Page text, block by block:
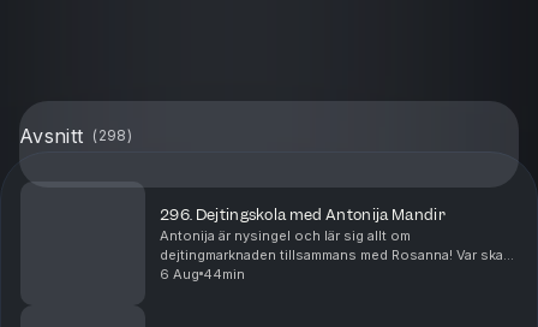
Avsnitt ( 298)
296. Dejtingskola med Antonija Mandir
Antonija är nysingel och lär sig allt om
dejtingmarknaden tillsammans med Rosanna! Var ska
hon vara? Hur ska hon tänka? Bör hon gå
6 Aug 44min